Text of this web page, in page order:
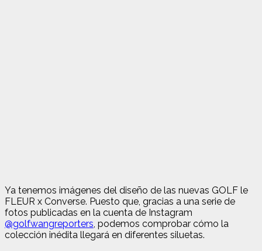
Ya tenemos imágenes del diseño de las nuevas GOLF le
FLEUR x Converse. Puesto que, gracias a una serie de
fotos publicadas en la cuenta de Instagram
@golfwangreporters, podemos comprobar cómo la
colección inédita llegará en diferentes siluetas.